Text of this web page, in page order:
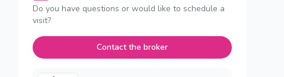
Do you have questions or would like to schedule a
visit?
Contact the broker